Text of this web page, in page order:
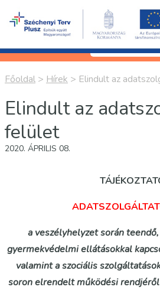
Főoldal > Hírek > Elindult az
Elindult az
felület
2020. ÁPRILIS 08.
a veszélyhelyzet során
gyermekvédelmi ellátásokkal
valamint a szociális
soron elrendelt működési